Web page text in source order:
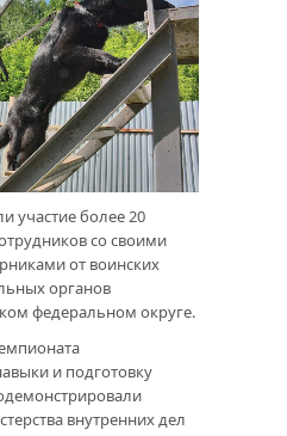
участие более 20
со своими
от воинских
органов
федеральном округе.
и подготовку
внутренних дел